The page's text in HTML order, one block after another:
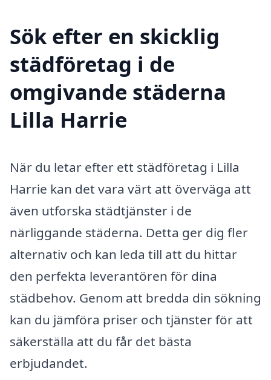
Sök efter en skicklig
städföretag i de
omgivande städerna
Lilla Harrie
När du letar efter ett städföretag i Lilla
Harrie kan det vara värt att överväga att
även utforska städtjänster i de
närliggande städerna. Detta ger dig fler
alternativ och kan leda till att du hittar
den perfekta leverantören för dina
städbehov. Genom att bredda din sökning
kan du jämföra priser och tjänster för att
säkerställa att du får det bästa
erbjudandet.